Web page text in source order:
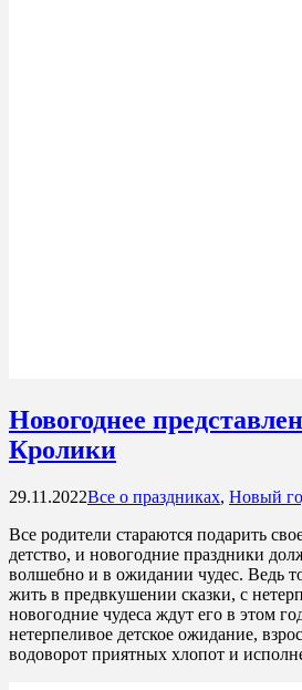
Новогоднее
Кролики
29.11.2022Все о праздниках, Новый
Все родители стараются подарить
детство, и новогодние праздники
волшебно и в ожидании чудес. Ведь
жить в предвкушении сказки, с
новогодние чудеса ждут его в этом
нетерпеливое детское ожидание,
водоворот приятных хлопот и